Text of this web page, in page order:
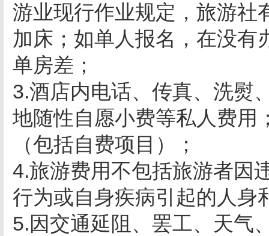
游业现行作业规定，旅游社
加床；如单人报名，在没有
单房差；
3.酒店内电话、传真、洗熨
地随性自愿小费等私人费用
（包括自费项目）；
4.旅游费用不包括旅游者因
行为或自身疾病引起的人身
5.因交通延阻、罢工、天气